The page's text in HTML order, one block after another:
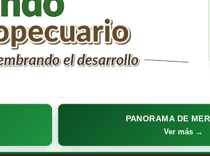
PANORAMA DE
Ver más →